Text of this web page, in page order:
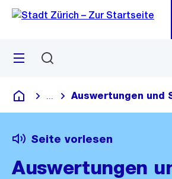
Navigation
Sprunglink
Menü
Deutsch
Blende alle Breadcrumbs ein
Auswertungen und
Seite vorlesen
Auswertungen